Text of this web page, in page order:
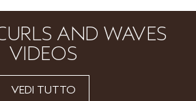
AND WAVES
VIDEOS
VEDI TUTTO